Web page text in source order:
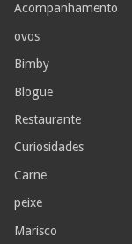
Acompanhamento
ovos
Bimby
Blogue
Restaurante
Curiosidades
Carne
peixe
Marisco